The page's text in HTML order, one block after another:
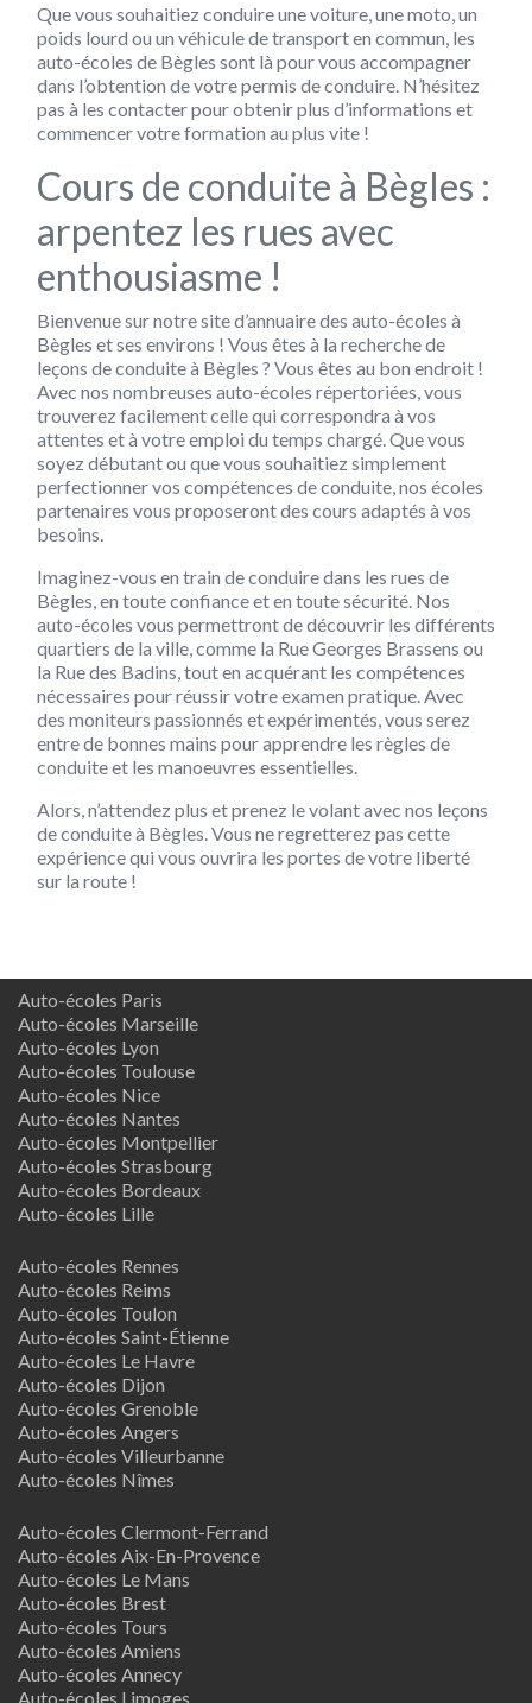
Que vous souhaitiez conduire une voiture, une moto, un
poids lourd ou un véhicule de transport en commun, les
auto-écoles de Bègles sont là pour vous accompagner
dans l’obtention de votre permis de conduire. N’hésitez
pas à les contacter pour obtenir plus d’informations et
commencer votre formation au plus vite !
Cours de conduite à Bègles :
arpentez les rues avec
enthousiasme !
Bienvenue sur notre site d’annuaire des auto-écoles à
Bègles et ses environs ! Vous êtes à la recherche de
leçons de conduite à Bègles ? Vous êtes au bon endroit !
Avec nos nombreuses auto-écoles répertoriées, vous
trouverez facilement celle qui correspondra à vos
attentes et à votre emploi du temps chargé. Que vous
soyez débutant ou que vous souhaitiez simplement
perfectionner vos compétences de conduite, nos écoles
partenaires vous proposeront des cours adaptés à vos
besoins.
Imaginez-vous en train de conduire dans les rues de
Bègles, en toute confiance et en toute sécurité. Nos
auto-écoles vous permettront de découvrir les différents
quartiers de la ville, comme la Rue Georges Brassens ou
la Rue des Badins, tout en acquérant les compétences
nécessaires pour réussir votre examen pratique. Avec
des moniteurs passionnés et expérimentés, vous serez
entre de bonnes mains pour apprendre les règles de
conduite et les manoeuvres essentielles.
Alors, n’attendez plus et prenez le volant avec nos leçons
de conduite à Bègles. Vous ne regretterez pas cette
expérience qui vous ouvrira les portes de votre liberté
sur la route !
Auto-écoles Paris
Auto-écoles Marseille
Auto-écoles Lyon
Auto-écoles Toulouse
Auto-écoles Nice
Auto-écoles Nantes
Auto-écoles Montpellier
Auto-écoles Strasbourg
Auto-écoles Bordeaux
Auto-écoles Lille
Auto-écoles Rennes
Auto-écoles Reims
Auto-écoles Toulon
Auto-écoles Saint-Étienne
Auto-écoles Le Havre
Auto-écoles Dijon
Auto-écoles Grenoble
Auto-écoles Angers
Auto-écoles Villeurbanne
Auto-écoles Nîmes
Auto-écoles Clermont-Ferrand
Auto-écoles Aix-En-Provence
Auto-écoles Le Mans
Auto-écoles Brest
Auto-écoles Tours
Auto-écoles Amiens
Auto-écoles Annecy
Auto-écoles Limoges